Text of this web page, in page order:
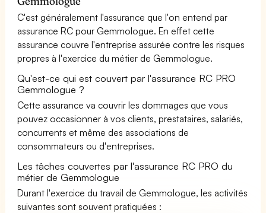
C'est généralement l'assurance que l'on entend par
assurance RC pour Gemmologue. En effet cette
assurance couvre l'entreprise assurée contre les risques
propres à l'exercice du métier de Gemmologue.
Qu'est-ce qui est couvert par l'assurance RC PRO
Gemmologue ?
Cette assurance va couvrir les dommages que vous
pouvez occasionner à vos clients, prestataires, salariés,
concurrents et même des associations de
consommateurs ou d'entreprises.
Les tâches couvertes par l'assurance RC PRO du
métier de Gemmologue
Durant l'exercice du travail de Gemmologue, les activités
suivantes sont souvent pratiquées :